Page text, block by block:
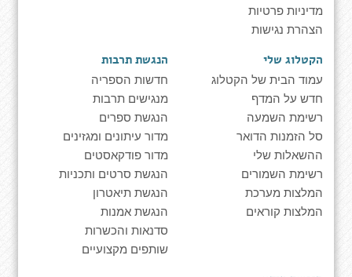
מדיניות פרטיות
הצהרת נגישות
הקטלוג שלי
עמוד הבית של הקטלוג
חדש על המדף
רשימת השמעה
סל הזמנות הדואר
ההשאלות שלי
רשימת השמורים
המלצות מערכת
המלצות קוראים
הנגשת תרבות
חדשות הספריה
מנגישים תרבות
הנגשת ספרים
מדור עיתונים ומגזינים
מדור פודקאסטים
הנגשת סרטים ותכניות
הנגשת תיאטרון
הנגשת אמנות
סדנאות והכשרות
שותפים מקצועיים